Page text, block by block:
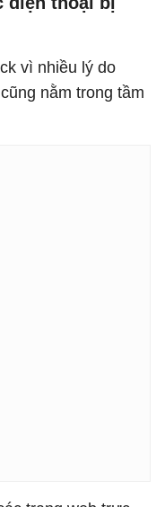
vì nhiều lý do
nằm trong tầm